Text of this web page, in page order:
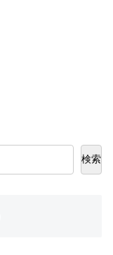
検索